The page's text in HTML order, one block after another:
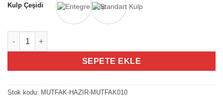
Kulp Çeşidi
270cm - Mutfak010 - Hazır Mutfak Dolabı adet
SEPETE EKLE
Stok kodu: MUTFAK-HAZIR-MUTFAK010